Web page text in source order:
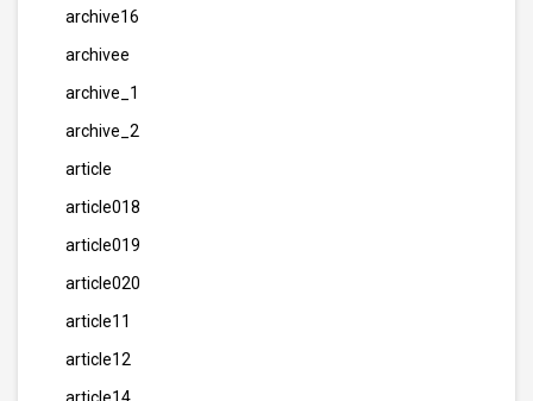
archive16
archivee
archive_1
archive_2
article
article018
article019
article020
article11
article12